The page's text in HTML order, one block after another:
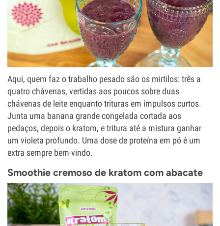
Aqui, quem faz o trabalho pesado são os mirtilos: três a
quatro chávenas, vertidas aos poucos sobre duas
chávenas de leite enquanto trituras em impulsos curtos.
Junta uma banana grande congelada cortada aos
pedaços, depois o kratom, e tritura até a mistura ganhar
um violeta profundo. Uma dose de proteína em pó é um
extra sempre bem-vindo.
Smoothie cremoso de kratom com abacate